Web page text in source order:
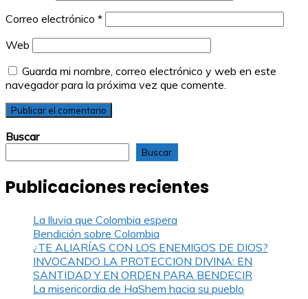
Correo electrónico *
Web
Guarda mi nombre, correo electrónico y web en este
navegador para la próxima vez que comente.
Buscar
Buscar
Publicaciones recientes
La lluvia que Colombia espera
Bendición sobre Colombia
¿TE ALIARÍAS CON LOS ENEMIGOS DE DIOS?
INVOCANDO LA PROTECCION DIVINA: EN
SANTIDAD Y EN ORDEN PARA BENDECIR
La misericordia de HaShem hacia su pueblo